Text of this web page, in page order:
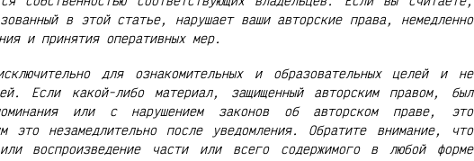
в этой статье, нарушает ваши авторские права, немедленно
и принятия оперативных мер.
для ознакомительных и образовательных целей и не
Если какой-либо материал, защищенный авторским правом, был
или с нарушением законов об авторском праве, это
это незамедлительно после уведомления. Обратите внимание, что
воспроизведение части или всего содержимого в любой форме